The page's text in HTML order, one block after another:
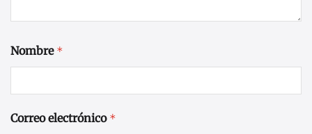
Nombre *
Correo electrónico *